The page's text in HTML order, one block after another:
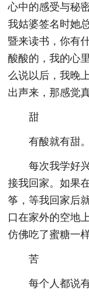
心中的感受与秘
我姑婆签名时她
暨来读书，你有
酸酸的，我的心
么说以后，我晚
出声来，那感觉
甜
有酸就有甜。
每次我学好
接我回家。如果
筝，等我回家后
口在家外的空地
仿佛吃了蜜糖一样
苦
每个人都说